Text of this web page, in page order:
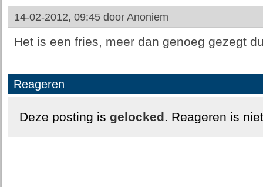
14-02-2012, 09:45 door Anoniem
Het is een fries, meer dan genoeg gezegt
Reageren
Deze posting is gelocked. Reageren is